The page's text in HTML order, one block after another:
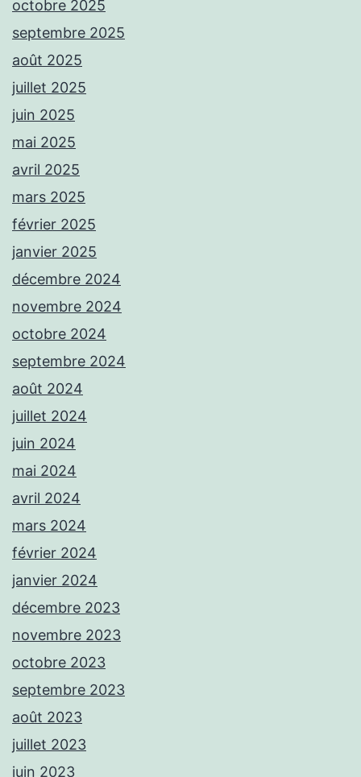
octobre 2025
septembre 2025
août 2025
juillet 2025
juin 2025
mai 2025
avril 2025
mars 2025
février 2025
janvier 2025
décembre 2024
novembre 2024
octobre 2024
septembre 2024
août 2024
juillet 2024
juin 2024
mai 2024
avril 2024
mars 2024
février 2024
janvier 2024
décembre 2023
novembre 2023
octobre 2023
septembre 2023
août 2023
juillet 2023
juin 2023